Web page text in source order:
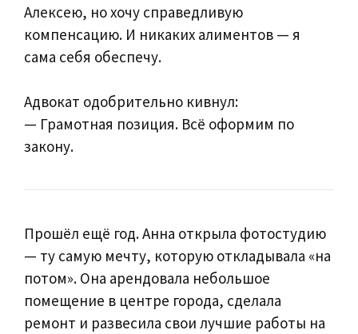
Алексею, но хочу справедливую
компенсацию. И никаких алиментов — я
сама себя обеспечу.
Адвокат одобрительно кивнул:
— Грамотная позиция. Всё оформим по
закону.
Прошёл ещё год. Анна открыла фотостудию
— ту самую мечту, которую откладывала «на
потом». Она арендовала небольшое
помещение в центре города, сделала
ремонт и развесила свои лучшие работы на